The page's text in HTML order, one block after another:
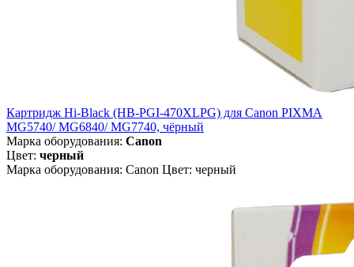
Картридж Hi-Black (HB-PGI-470XLPG) для Canon PIXMA
MG5740/ MG6840/ MG7740, чёрный
Марка оборудования: Canon
Цвет: черный
Марка оборудования: Canon Цвет: черный